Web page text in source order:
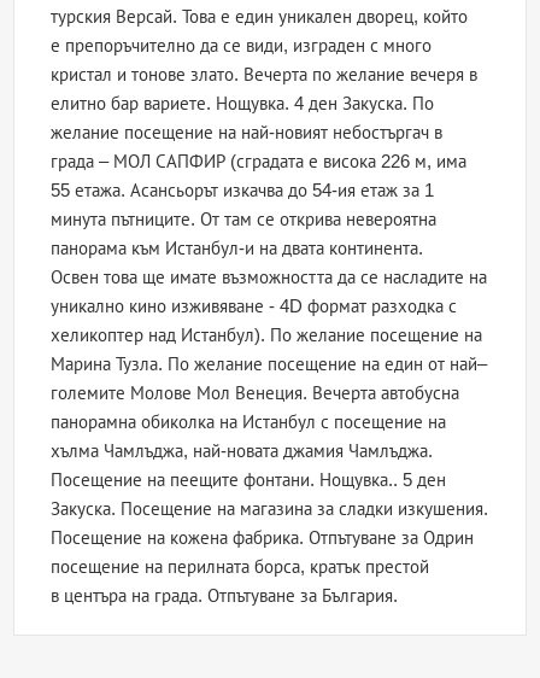
турския Версай. Това е един уникален дворец, който
е препоръчително да се види, изграден с много
кристал и тонове злато. Вечерта по желание вечеря в
елитно бар вариете. Нощувка. 4 ден Закуска. По
желание посещение на най-новият небостъргач в
града – МОЛ САПФИР (сградата е висока 226 м, има
55 етажа. Асансьорът изкачва до 54-ия етаж за 1
минута пътниците. От там се открива невероятна
панорама към Истанбул-и на двата континента.
Освен това ще имате възможността да се насладите на
уникално кино изживяване - 4D формат разходка с
хеликоптер над Истанбул). По желание посещение на
Марина Тузла. По желание посещение на един от най–
големите Молове Мол Венеция. Вечерта автобусна
панорамна обиколка на Истанбул с посещение на
хълма Чамлъджа, най-новата джамия Чамлъджа.
Посещение на пеещите фонтани. Нощувка.. 5 ден
Закуска. Посещение на магазина за сладки изкушения.
Посещение на кожена фабрика. Отпътуване за Одрин
посещение на перилната борса, кратък престой
в центъра на града. Отпътуване за България.